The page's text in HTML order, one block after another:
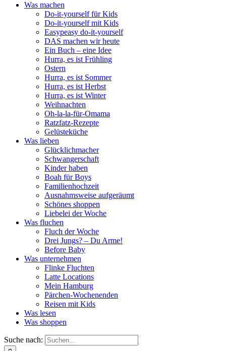
Was machen
Do-it-yourself für Kids
Do-it-yourself mit Kids
Easypeasy do-it-yourself
DAS machen wir heute
Ein Buch – eine Idee
Hurra, es ist Frühling
Ostern
Hurra, es ist Sommer
Hurra, es ist Herbst
Hurra, es ist Winter
Weihnachten
Oh-la-la-für-Omama
Ratzfatz-Rezepte
Gelüsteküche
Was lieben
Glücklichmacher
Schwangerschaft
Kinder haben
Boah für Boys
Familienhochzeit
Ausnahmsweise aufgeräumt
Schönes shoppen
Liebelei der Woche
Was fluchen
Fluch der Woche
Drei Jungs? – Du Arme!
Before Baby
Was unternehmen
Flinke Fluchten
Latte Locations
Mein Hamburg
Pärchen-Wochenenden
Reisen mit Kids
Was lesen
Was shoppen
Suche nach: